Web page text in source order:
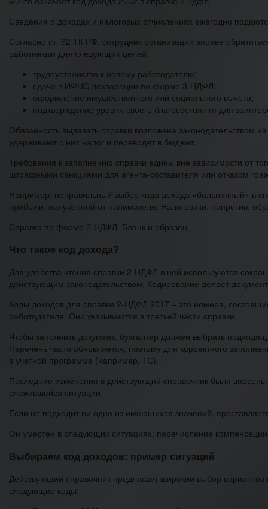
Сведения о доходах и налоговых отчислениях ежегодно
Согласно ст. 62 ТК РФ, сотрудник организации вправе
работникам для следующих целей:
трудоустройство к новому работодателю;
сдача в ИФНС декларации по форме 3-НДФЛ;
оформление имущественного или социального вычета;
подтверждение уровня своего благосостояния для
Обязанность выдавать справки возложена
удерживают с них налог и переводят в бюджет.
Требования к заполнению справки едины вне зависимости от
штрафными санкциями для агента-составителя или отказом
Например, неправильный выбор кода дохода «больничный» в
прибыли, полученной от нанимателя. Налоговики, напротив,
Справка по форме 2-НДФЛ. Бланк и образец.
Что такое код дохода?
Для удобства чтения справки 2-НДФЛ в ней используются
действующим законодательством. Кодирование делает
Коды доходов для справки 2-НДФЛ 2017 – это номера,
работодателя. Они указываются в третьей части справки.
Чтобы заполнить документ, бухгалтер должен выбрать
Перечень часто обновляется, поэтому для корректного
в учетной программе (например, 1С).
Последние изменения в действующий справочник были
сложившейся ситуации.
Если не подходит ни одно из имеющихся значений,
Он уместен в следующих ситуациях: перечисление
Выбираем код доходов: пример ситуаций
Действующий справочник предлагает широкий выбор
следующие коды: